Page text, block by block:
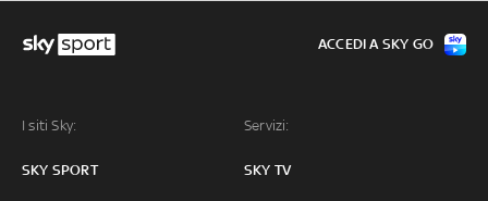
I siti Sky:
SKY SPORT
Servizi:
SKY TV
ACCEDI A SKY GO